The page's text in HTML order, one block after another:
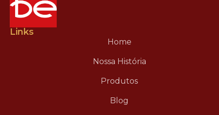
Links
Home
Nossa História
Produtos
Blog